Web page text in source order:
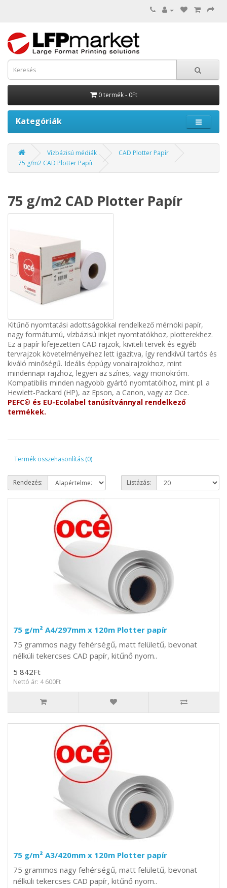
0 termék - 0Ft
Kategóriák
Vízbázisú médiák
CAD Plotter Papír
75 g/m2 CAD Plotter Papír
75 g/m2 CAD Plotter Papír
Kitűnő nyomtatási adottságokkal rendelkező mérnöki papír,
nagy formátumú, vízbázisú inkjet nyomtatókhoz, plotterekhez.
Ez a papír kifejezetten CAD rajzok, kiviteli tervek és egyéb
tervrajzok követelményeihez lett igazítva, így rendkívül tartós és
kiváló minőségű. Ideális éppúgy vonalrajzokhoz, mint
mindennapi rajzhoz, legyen az színes, vagy monokróm.
Kompatibilis minden nagyobb gyártó nyomtatóihoz, mint pl. a
Hewlett-Packard (HP), az Epson, a Canon, vagy az Oce.
PEFC® és EU-Ecolabel tanúsítvánnyal rendelkező
termékek.
Termék összehasonlítás (0)
Rendezés: Listázás:
75 g/m² A4/297mm x 120m Plotter papír
75 grammos nagy fehérségű, matt felületű, bevonat
nélküli tekercses CAD papír, kitűnő nyom..
5 842Ft
Nettó ár: 4 600Ft
75 g/m² A3/420mm x 120m Plotter papír
75 grammos nagy fehérségű, matt felületű, bevonat
nélküli tekercses CAD papír, kitűnő nyom..